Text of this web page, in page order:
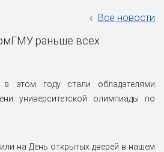
Все новости
раньше всех
в этом году стали обладателями
университетской олимпиады по
на День открытых дверей в нашем